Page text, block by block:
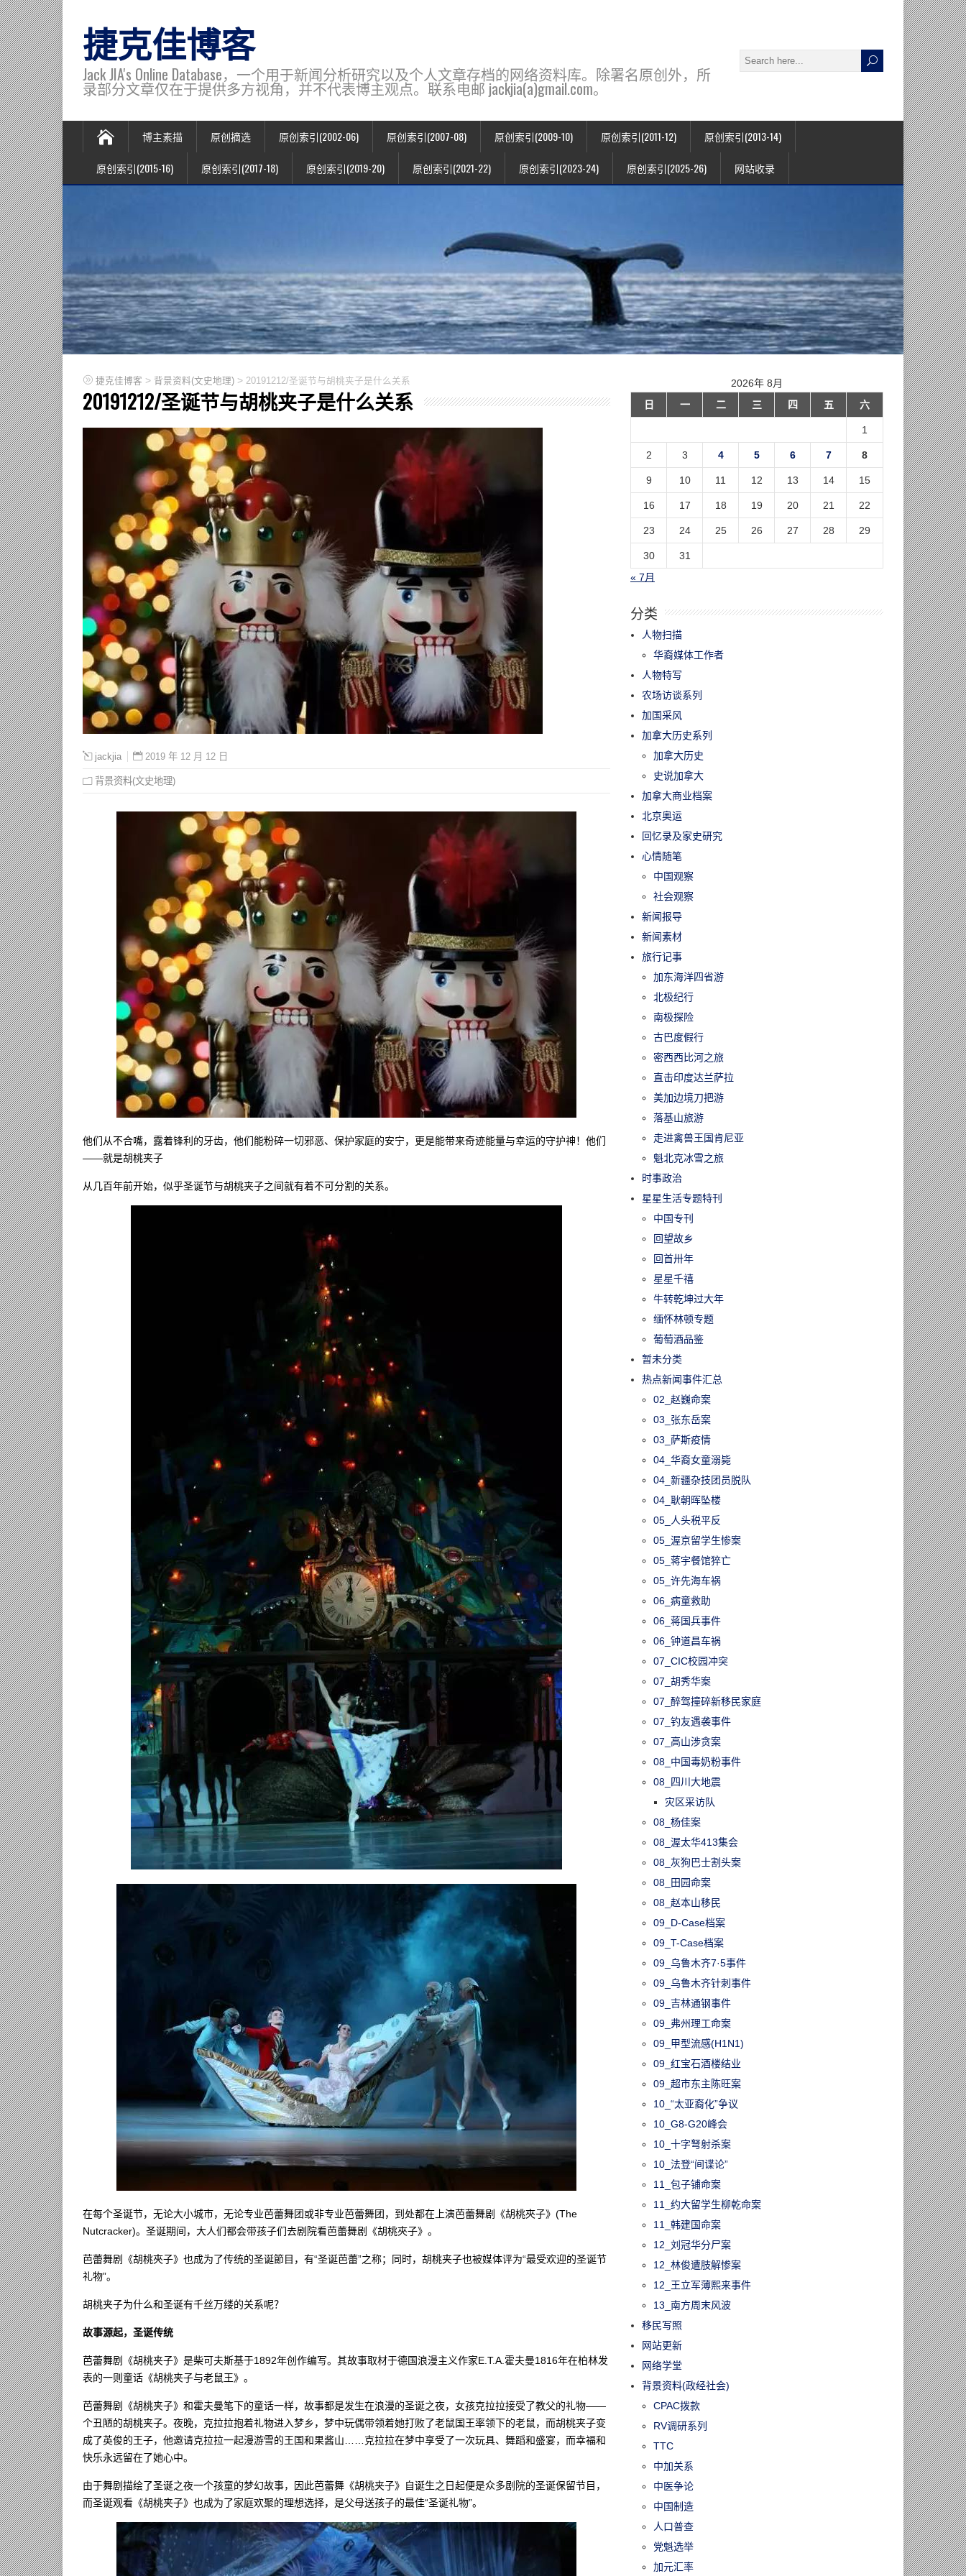
捷克佳博客
Jack JIA's Online Database，一个用于新闻分析研究以及个人文章存档的网络资料库。除署名原创外，所
录部分文章仅在于提供多方视角，并不代表博主观点。联系电邮 jackjia(a)gmail.com。
博主素描 原创摘选 原创索引(2002-06) 原创索引(2007-08) 原创索引(2009-10) 原创索引(2011-12) 原创索引(2013-14)
原创索引(2015-16) 原创索引(2017-18) 原创索引(2019-20) 原创索引(2021-22) 原创索引(2023-24) 原创索引(2025-26) 网站收录
捷克佳博客 > 背景资料(文史地理) > 20191212/圣诞节与胡桃夹子是什么关系
20191212/圣诞节与胡桃夹子是什么关系
jackjia 2019 年 12 月 12 日
背景资料(文史地理)
他们从不合嘴，露着锋利的牙齿，他们能粉碎一切邪恶、保护家庭的安宁，更是能带来奇迹能量与幸运的守护神！他们
——就是胡桃夹子
从几百年前开始，似乎圣诞节与胡桃夹子之间就有着不可分割的关系。
在每个圣诞节，无论大小城市，无论专业芭蕾舞团或非专业芭蕾舞团，到处都在上演芭蕾舞剧《胡桃夾子》(The
Nutcracker)。圣诞期间，大人们都会带孩子们去剧院看芭蕾舞剧《胡桃夾子》。
芭蕾舞剧《胡桃夾子》也成为了传统的圣诞節目，有“圣诞芭蕾”之称；同时，胡桃夹子也被媒体评为“最受欢迎的圣诞节
礼物”。
胡桃夹子为什么和圣诞有千丝万缕的关系呢？
故事源起，圣诞传统
芭蕾舞剧《胡桃夹子》是柴可夫斯基于1892年创作编写。其故事取材于德国浪漫主义作家E.T.A.霍夫曼1816年在柏林发
表的一则童话《胡桃夹子与老鼠王》。
芭蕾舞剧《胡桃夹子》和霍夫曼笔下的童话一样，故事都是发生在浪漫的圣诞之夜，女孩克拉拉接受了教父的礼物——
个丑陋的胡桃夹子。夜晚，克拉拉抱着礼物进入梦乡，梦中玩偶带领着她打败了老鼠国王率领下的老鼠，而胡桃夹子变
成了英俊的王子，他邀请克拉拉一起漫游雪的王国和果酱山……克拉拉在梦中享受了一次玩具、舞蹈和盛宴，而幸福和
快乐永远留在了她心中。
由于舞剧描绘了圣诞之夜一个孩童的梦幻故事，因此芭蕾舞《胡桃夹子》自诞生之日起便是众多剧院的圣诞保留节目，
而圣诞观看《胡桃夹子》也成为了家庭欢聚的理想选择，是父母送孩子的最佳“圣诞礼物”。
2026年 8月
日
一 二 三 四 五 六
1
2 3 4 5 6 7 8
9 10 11 12 13 14 15
16 17 18 19 20 21 22
23 24 25 26 27 28 29
30
31
« 7月
分类
人物扫描
华裔媒体工作者
人物特写
农场访谈系列
加国采风
加拿大历史系列
加拿大历史
史说加拿大
加拿大商业档案
北京奥运
回忆录及家史研究
心情随笔
中国观察
社会观察
新闻报导
新闻素材
旅行记事
加东海洋四省游
北极纪行
南极探险
古巴度假行
密西西比河之旅
直击印度达兰萨拉
美加边境刀把游
落基山旅游
走进禽兽王国肯尼亚
魁北克冰雪之旅
时事政治
星星生活专题特刊
中国专刊
回望故乡
回首卅年
星星千禧
牛转乾坤过大年
缅怀林顿专题
葡萄酒品鉴
暂未分类
热点新闻事件汇总
02_赵巍命案
03_张东岳案
03_萨斯疫情
04_华裔女童溺毙
04_新疆杂技团员脱队
04_耿朝晖坠楼
05_人头税平反
05_渥京留学生惨案
05_蒋宇餐馆猝亡
05_许先海车祸
06_病童救助
06_蒋国兵事件
06_钟道昌车祸
07_CIC校园冲突
07_胡秀华案
07_醉驾撞碎新移民家庭
07_钓友遇袭事件
07_高山涉贪案
08_中国毒奶粉事件
08_四川大地震
灾区采访队
08_杨佳案
08_渥太华413集会
08_灰狗巴士割头案
08_田园命案
08_赵本山移民
09_D-Case档案
09_T-Case档案
09_乌鲁木齐7·5事件
09_乌鲁木齐针刺事件
09_吉林通钢事件
09_弗州理工命案
09_甲型流感(H1N1)
09_红宝石酒楼结业
09_超市东主陈旺案
10_“太亚裔化”争议
10_G8-G20峰会
10_十字弩射杀案
10_法登“间谍论”
11_包子铺命案
11_约大留学生柳乾命案
11_韩建国命案
12_刘冠华分尸案
12_林俊遭肢解惨案
12_王立军薄熙来事件
13_南方周末风波
移民写照
网站更新
网络学堂
背景资料(政经社会)
CPAC拨款
RV调研系列
TTC
中加关系
中医争论
中国制造
人口普查
党魁选举
加元汇率